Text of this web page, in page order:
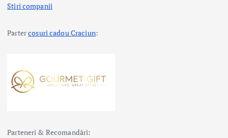
Stiri companii
Partercosuri cadou Craciun:
Parteneri & Recomandări: